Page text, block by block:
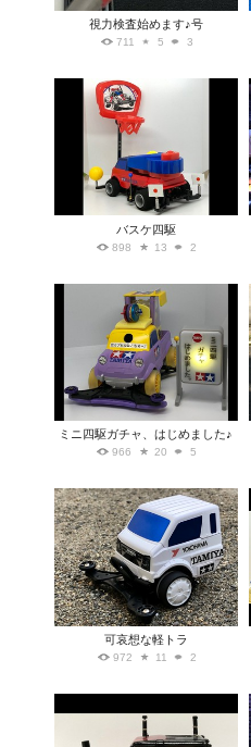
視力検査始めます♪号
711 5 3
バスケ四駆
898 13 2
ミニ四駆ガチャ、はじめました♪
966 20 5
可哀想な軽トラ
972 11 2